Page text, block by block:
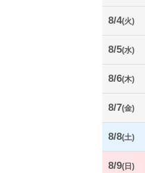
8/4(火)
8/5(水)
8/6(木)
8/7(金)
8/8(土)
8/9(日)